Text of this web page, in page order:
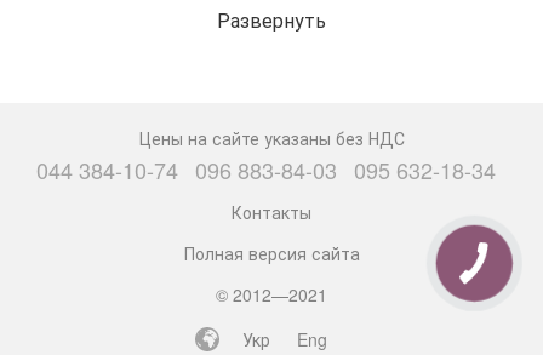
майонез, специи. Но, тем не менее, представленный
продукт очень популярен, и его потребляют в пищу люди с
разным достатком. Главным преимуществом икры мойвы
является ее невысокая стоимость, поэтому есть ее можно
регулярно, а не только на праздники.
Обзор на икру мойвы
Икра мойвы, как и сама рыба, ценится в первую очередь за
Развернуть
Цены на сайте указаны без НДС
044 384-10-74 096 883-84-03 095 632-18-34
Контакты
Полная версия сайта
© 2012—2021
Укр
Eng